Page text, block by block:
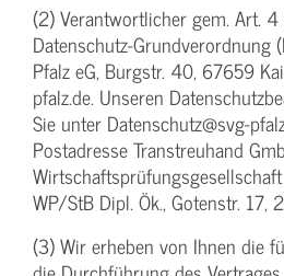
(2) Verantwortlicher gem. Art. 4
Datenschutz-Grundverordnung
Pfalz eG, Burgstr. 40, 67659
pfalz.de. Unseren
Sie unter Datenschutz@svg-
Postadresse Transtreuhand
WP/StB Dipl. Ök., Gotenstr. 17,
(3) Wir erheben von Ihnen die